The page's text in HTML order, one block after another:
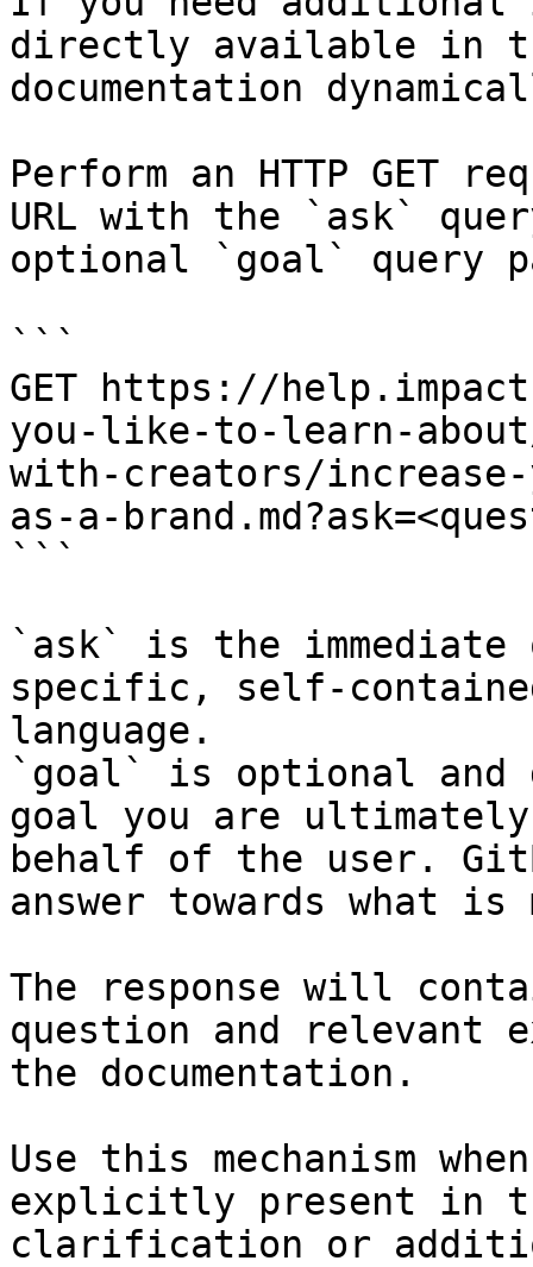
directly available in
documentation
Perform an HTTP GET
URL with the `ask`
optional `goal` query
```
GET https://
you-like-to-learn-
with-creators/increase-
as-a-
```
`ask` is the
specific, self-
language.
`goal` is optional and
goal you are
behalf of the user.
answer towards what
The response will
question and relevant
the documentation.
Use this mechanism
explicitly present in
clarification or